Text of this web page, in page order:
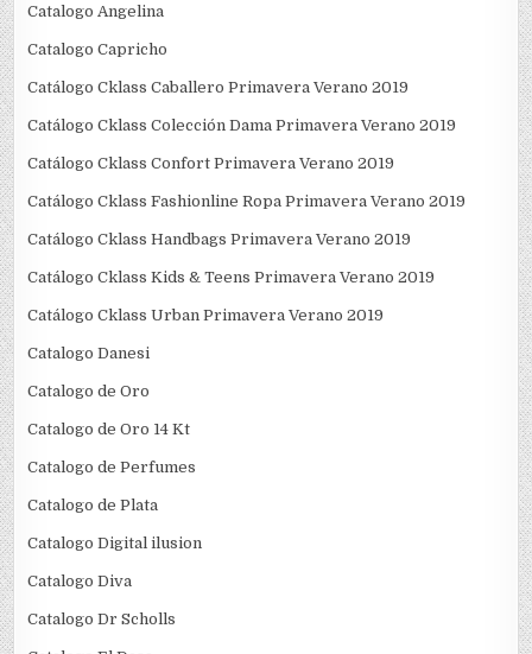
Catalogo Angelina
Catalogo Capricho
Catálogo Cklass Caballero Primavera Verano 2019
Catálogo Cklass Colección Dama Primavera Verano 2019
Catálogo Cklass Confort Primavera Verano 2019
Catálogo Cklass Fashionline Ropa Primavera Verano 2019
Catálogo Cklass Handbags Primavera Verano 2019
Catálogo Cklass Kids & Teens Primavera Verano 2019
Catálogo Cklass Urban Primavera Verano 2019
Catalogo Danesi
Catalogo de Oro
Catalogo de Oro 14 Kt
Catalogo de Perfumes
Catalogo de Plata
Catalogo Digital ilusion
Catalogo Diva
Catalogo Dr Scholls